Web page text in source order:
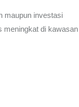
maupun investasi
meningkat di kawasan